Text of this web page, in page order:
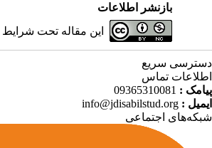
بازنشر اطلاعات
این مقاله تحت شرایط
دسترسی سریع
اطلاعات تماس
پیامک : 09365310081
ایمیل : info@jdisabilstud.org
شبکه‌های اجتماعی